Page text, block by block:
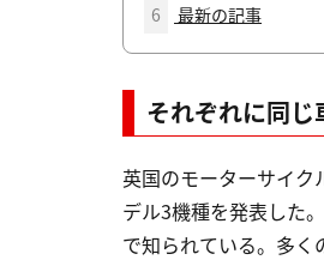
6
最新の記事
それぞれに同
英国のモーターサイク
デル3機種を発表した
で知られている。多